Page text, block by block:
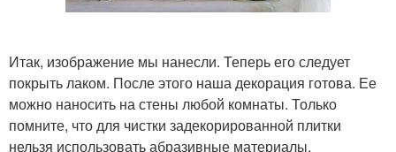
Итак, изображение мы нанесли. Теперь его следует
покрыть лаком. После этого наша декорация готова. Ее
можно наносить на стены любой комнаты. Только
помните, что для чистки задекорированной плитки
нельзя использовать абразивные материалы.